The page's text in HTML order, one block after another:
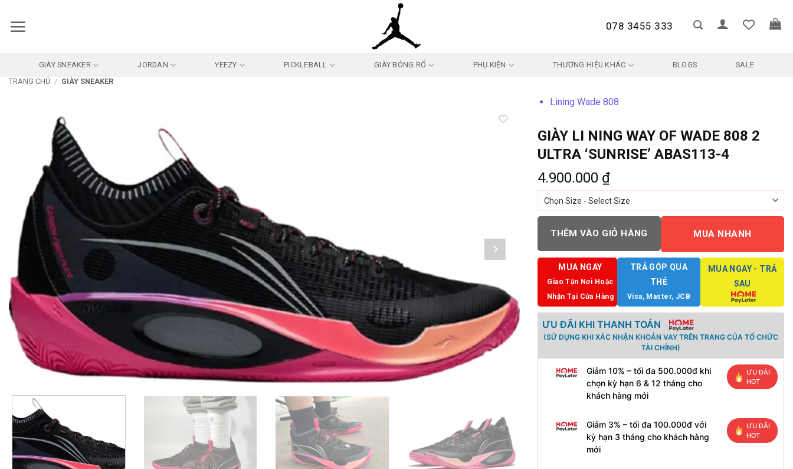
qua
078 3455 333
GIÀY SNEAKER JORDAN YEEZY PICKLEBALL GIÀY BÓNG RỔ PHỤ KIỆN THƯƠNG HIỆU KHÁC BLOGS
SALE
TRANG CHỦ / GIÀY SNEAKER
Lining Wade 808
GIÀY LI NING WAY OF WADE 808 2
ULTRA ‘SUNRISE’ ABAS113-4
4.900.000 ₫
THÊM VÀO GIỎ HÀNG MUA NHANH
MUA NGAY
Giao Tận Nơi Hoặc
Nhận Tại Cửa Hàng
TRẢ GÓP QUA
THẺ
Visa, Master, JCB
MUA NGAY - TRẢ
SAU
ƯU ĐÃI KHI THANH TOÁN
(SỬ DỤNG KHI XÁC NHẬN KHOẢN VAY TRÊN TRANG CỦA TỔ CHỨC
TÀI CHÍNH)
Giảm 10% – tối đa 500.000đ khi
chọn kỳ hạn 6 & 12 tháng cho
khách hàng mới
ƯU ĐÃI
HOT
Giảm 3% – tối đa 100.000đ với
kỳ hạn 3 tháng cho khách hàng
mới
ƯU ĐÃI
HOT